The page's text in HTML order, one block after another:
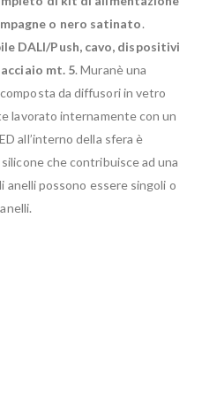
o nero satinato.
DALI/Push, cavo, dispositivi
mt. 5. Muranè una
da diffusori in vetro
lavorato internamente con un
all’interno della sfera è
che contribuisce ad una
possono essere singoli o